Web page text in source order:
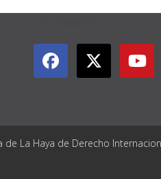
La Haya de Derecho